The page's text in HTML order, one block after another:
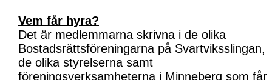
Vem får hyra?
Det är medlemmarna skrivna i de olika
Bostadsrättsföreningarna på Svartviksslingan,
de olika styrelserna samt
föreningsverksamheterna i Minneberg som får